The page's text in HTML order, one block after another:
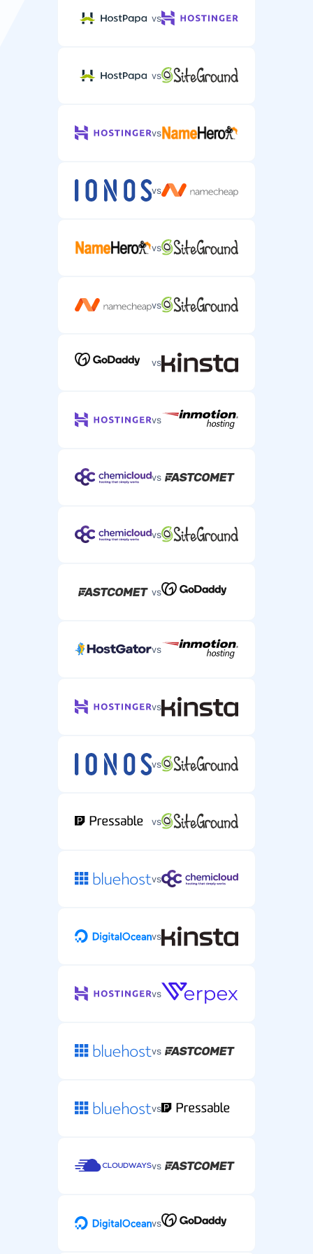
vs
vs
vs
vs
vs
vs
vs
vs
vs
vs
vs
vs
vs
vs
vs
vs
vs
vs
vs
vs
vs
vs